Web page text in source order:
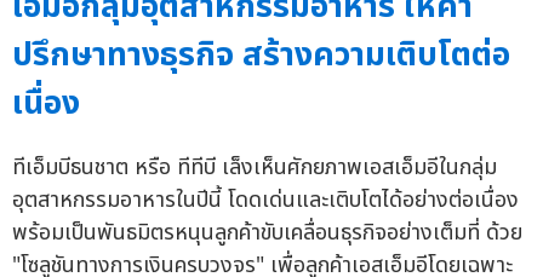
ปรึกษาทางธุรกิจ สร้างความเติบโตต่อ
เนื่อง
ทีเอ็มบีธนชาต หรือ ทีทีบี เล็งเห็นศักยภาพเอสเอ็มอีในกลุ่ม
อุตสาหกรรมอาหารในปีนี้ โดดเด่นและเติบโตได้อย่างต่อเนื่อง
พร้อมเป็นพันธมิตรหนุนลูกค้าขับเคลื่อนธุรกิจอย่างเต็มที่ ด้วย
"โซลูชันทางการเงินครบวงจร" เพื่อลูกค้าเอสเอ็มอีโดยเฉพาะ